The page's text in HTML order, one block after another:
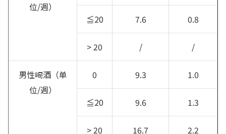
位/週）
≦20 7.6 0.8
> 20 / /
男性喝酒（单
位/週）
0 9.3 1.0
≦20 9.6 1.3
> 20 16.7 2.2